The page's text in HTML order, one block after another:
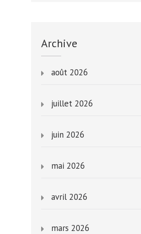
Archive
août 2026
juillet 2026
juin 2026
mai 2026
avril 2026
mars 2026